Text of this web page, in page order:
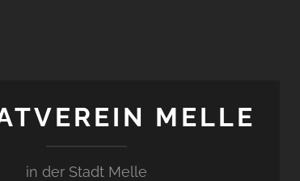
MELLE
in der Stadt Melle